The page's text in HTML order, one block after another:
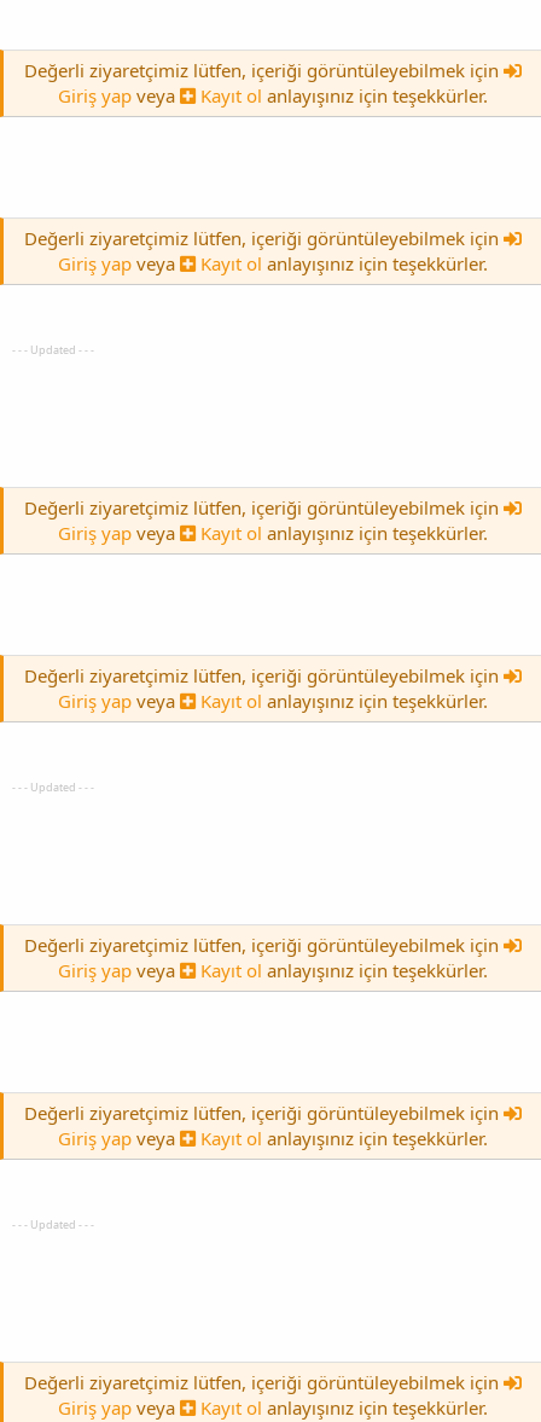
Değerli ziyaretçimiz lütfen, içeriği görüntüleyebilmek için
Giriş yap veya Kayıt ol anlayışınız için teşekkürler.
Değerli ziyaretçimiz lütfen, içeriği görüntüleyebilmek için
Giriş yap veya Kayıt ol anlayışınız için teşekkürler.
- - - Updated - - -
Değerli ziyaretçimiz lütfen, içeriği görüntüleyebilmek için
Giriş yap veya Kayıt ol anlayışınız için teşekkürler.
Değerli ziyaretçimiz lütfen, içeriği görüntüleyebilmek için
Giriş yap veya Kayıt ol anlayışınız için teşekkürler.
- - - Updated - - -
Değerli ziyaretçimiz lütfen, içeriği görüntüleyebilmek için
Giriş yap veya Kayıt ol anlayışınız için teşekkürler.
Değerli ziyaretçimiz lütfen, içeriği görüntüleyebilmek için
Giriş yap veya Kayıt ol anlayışınız için teşekkürler.
- - - Updated - - -
Değerli ziyaretçimiz lütfen, içeriği görüntüleyebilmek için
Giriş yap veya Kayıt ol anlayışınız için teşekkürler.